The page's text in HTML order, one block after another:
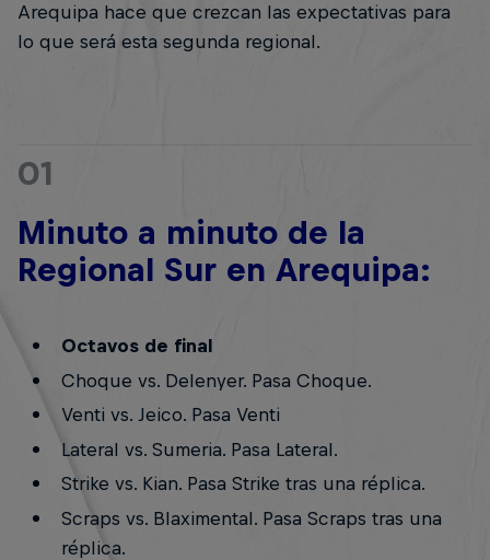
Arequipa hace que crezcan las expectativas para
lo que será esta segunda regional.
01
Minuto a minuto de la
Regional Sur en Arequipa:
Octavos de final
Choque vs. Delenyer. Pasa Choque.
Venti vs. Jeico. Pasa Venti
Lateral vs. Sumeria. Pasa Lateral.
Strike vs. Kian. Pasa Strike tras una réplica.
Scraps vs. Blaximental. Pasa Scraps tras una
réplica.